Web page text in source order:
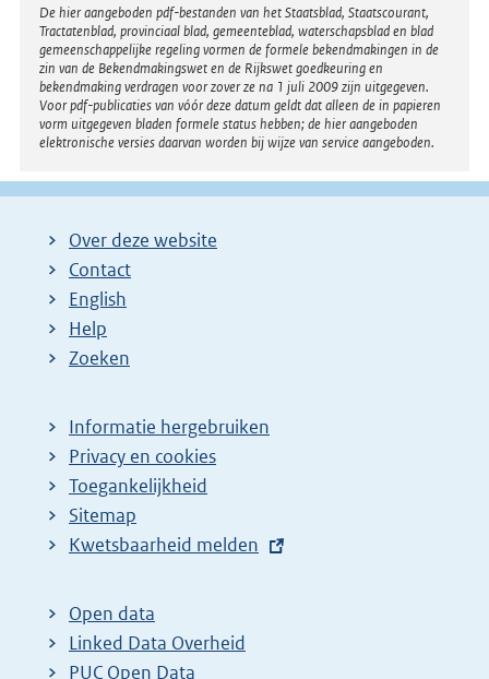
Disclaimer
De hier aangeboden pdf-bestanden van het Staatsblad, Staatscourant,
Tractatenblad, provinciaal blad, gemeenteblad, waterschapsblad en blad
gemeenschappelijke regeling vormen de formele bekendmakingen in de
zin van de Bekendmakingswet en de Rijkswet goedkeuring en
bekendmaking verdragen voor zover ze na 1 juli 2009 zijn uitgegeven.
Voor pdf-publicaties van vóór deze datum geldt dat alleen de in papieren
vorm uitgegeven bladen formele status hebben; de hier aangeboden
elektronische versies daarvan worden bij wijze van service aangeboden.
Over deze website
Contact
English
Help
Zoeken
Informatie hergebruiken
Privacy en cookies
Toegankelijkheid
Sitemap
E
t
e
r
Kwetsbaarheid melden
Open data
Linked Data Overheid
PUC Open Data